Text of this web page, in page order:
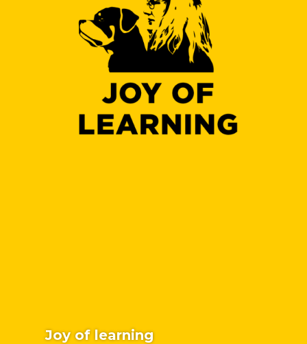
Joy of learning